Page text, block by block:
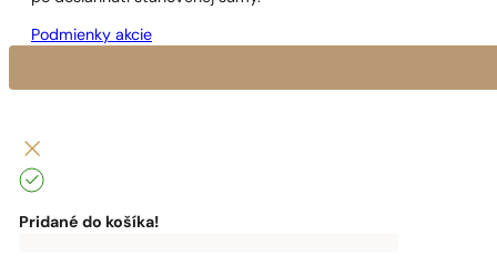
Podmienky akcie
Pridané do košíka!